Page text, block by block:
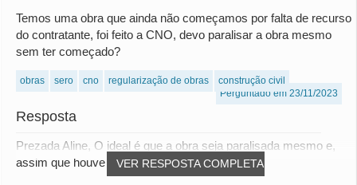
Temos uma obra que ainda não começamos por falta de recurso
do contratante, foi feito a CNO, devo paralisar a obra mesmo
sem ter começado?
obras sero cno regularização de obras
construção civil
Perguntado em 23/11/2023
Resposta
VER RESPOSTA COMPLETA
Prezada Aline, O ideal é que a obra seja paralisada mesmo e,
assim que houver os recursos que neces...